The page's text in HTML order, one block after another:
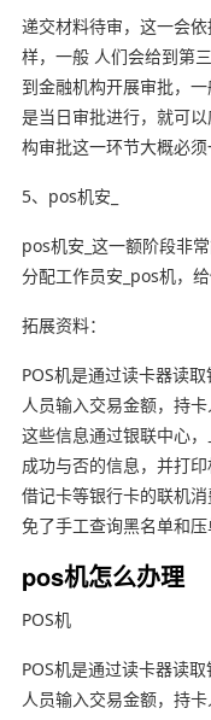
递交材料待审，这一会
样，一般 人们会给到第
到金融机构开展审批，
是当日审批进行，就可
构审批这一环节大概必
5、pos机安_
pos机安_这一额阶段非
分配工作员安_pos机，给
拓展资料：
POS机是通过读卡器读
人员输入交易金额，持
这些信息通过银联中心
成功与否的信息，并打印
借记卡等银行卡的联机
免了手工查询黑名单和压
pos机怎么办理
POS机
POS机是通过读卡器读
人员输入交易金额，持